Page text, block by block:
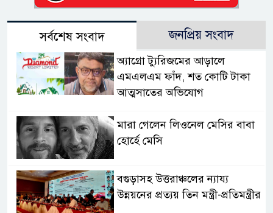
সর্বশেষ সংবাদ জনপ্রিয় সংবাদ
অ্যাগ্রো ট্যুরিজমের আড়ালে
এমএলএম ফাঁদ, শত কোটি টাকা
আত্মসাতের অভিযোগ
মারা গেলেন লিওনেল মেসির বাবা
হোর্হে মেসি
বগুড়াসহ উত্তরাঞ্চলের ন্যায্য
উন্নয়নের প্রত্যয় তিন মন্ত্রী-প্রতিমন্ত্রীর